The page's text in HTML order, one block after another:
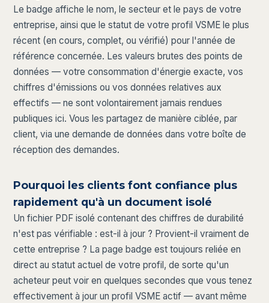
Le badge affiche le nom, le secteur et le pays de votre
entreprise, ainsi que le statut de votre profil VSME le plus
récent (en cours, complet, ou vérifié) pour l'année de
référence concernée. Les valeurs brutes des points de
données — votre consommation d'énergie exacte, vos
chiffres d'émissions ou vos données relatives aux
effectifs — ne sont volontairement jamais rendues
publiques ici. Vous les partagez de manière ciblée, par
client, via une demande de données dans votre boîte de
réception des demandes.
Pourquoi les clients font confiance plus
rapidement qu'à un document isolé
Un fichier PDF isolé contenant des chiffres de durabilité
n'est pas vérifiable : est-il à jour ? Provient-il vraiment de
cette entreprise ? La page badge est toujours reliée en
direct au statut actuel de votre profil, de sorte qu'un
acheteur peut voir en quelques secondes que vous tenez
effectivement à jour un profil VSME actif — avant même